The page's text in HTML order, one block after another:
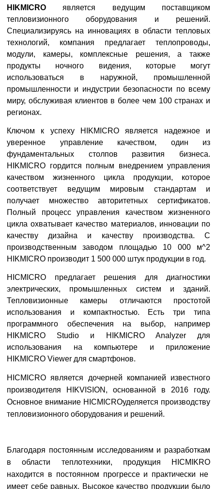
HIKMICROявляется ведущим поставщиком
тепловизионного оборудования и решений.
Специализируясь на инновациях в области тепловых
технологий, компания предлагает теплопроводы,
модули, камеры, комплексные решения, а также
продукты ночного видения, которые могут
использоваться в наружной, промышленной
промышленности и индустрии безопасности по всему
миру, обслуживая клиентов в более чем 100 странах и
регионах.
Ключом к успеху HIKMICRO является надежное и
уверенное управление качеством, один из
фундаментальных столпов развития бизнеса.
HIKMICRO гордится полным внедрением управления
качеством жизненного цикла продукции, которое
соответствует ведущим мировым стандартам и
получает множество авторитетных сертификатов.
Полный процесс управления качеством жизненного
цикла охватывает качество материалов, инновации по
качеству дизайна и качеству производства. С
производственным заводом площадью 10 000 м^2
HIKMICRO производит 1 500 000 штук продукции в год.
H ICMICRO предлагает решения для диагностики
электрических, промышленных систем и зданий.
Тепловизионные камеры отличаются простотой
использования и компактностью. Есть три типа
программного обеспечения на выбор, например
HIKMICRO Studio и HIKMICRO Analyzer для
использования на компьютере и приложение
HIKMICRO Viewer для смартфонов.
HICMICRO является дочерней компанией известного
производителя
HIKVISION , основанной в 2016 году.
Основное внимание HICMICROуделяется производству
тепловизионного оборудования и решений.
Благодаря постоянным исследованиям и разработкам
в области теплотехники, продукция
HICMIKRO
находится в постоянном прогрессе и практически не
имеет себе равных. Высокое качество продукции было